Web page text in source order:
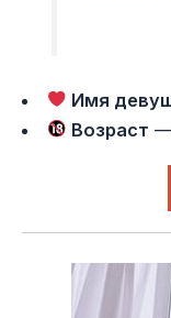
Имя
Возраст